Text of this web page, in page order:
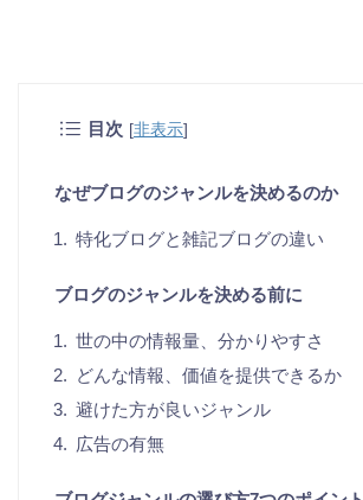
目次 [非表示]
なぜブログのジャンルを決めるのか
特化ブログと雑記ブログの違い
ブログのジャンルを決める前に
世の中の情報量、分かりやすさ
どんな情報、価値を提供できるか
避けた方が良いジャンル
広告の有無